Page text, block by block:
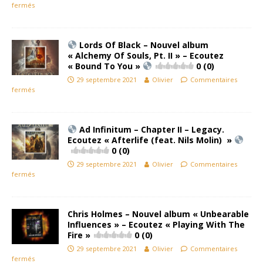
fermés
Lords Of Black – Nouvel album
« Alchemy Of Souls, Pt. II » – Ecoutez
« Bound To You »
0 (0)
29 septembre 2021 Olivier
Commentaires
fermés
Ad Infinitum – Chapter II – Legacy.
Ecoutez « Afterlife (feat. Nils Molin) »
0 (0)
29 septembre 2021 Olivier
Commentaires
fermés
Chris Holmes – Nouvel album « Unbearable
Influences » – Ecoutez « Playing With The
Fire »
0 (0)
29 septembre 2021 Olivier
Commentaires
fermés